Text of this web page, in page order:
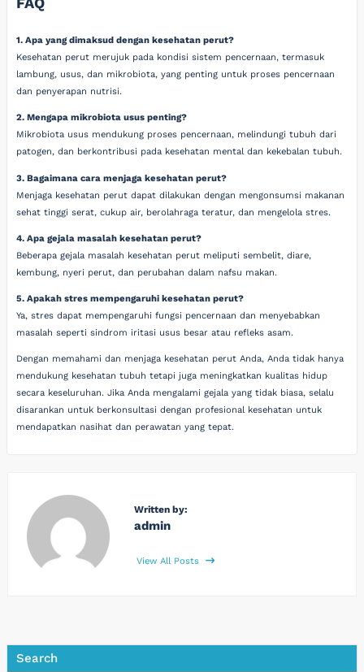
1. Apa yang dimaksud dengan kesehatan perut?
Kesehatan perut merujuk pada kondisi sistem pencernaan, termasuk
lambung, usus, dan mikrobiota, yang penting untuk proses pencernaan
dan penyerapan nutrisi.
2. Mengapa mikrobiota usus penting?
Mikrobiota usus mendukung proses pencernaan, melindungi tubuh dari
patogen, dan berkontribusi pada kesehatan mental dan kekebalan tubuh.
3. Bagaimana cara menjaga kesehatan perut?
Menjaga kesehatan perut dapat dilakukan dengan mengonsumsi makanan
sehat tinggi serat, cukup air, berolahraga teratur, dan mengelola stres.
4. Apa gejala masalah kesehatan perut?
Beberapa gejala masalah kesehatan perut meliputi sembelit, diare,
kembung, nyeri perut, dan perubahan dalam nafsu makan.
5. Apakah stres mempengaruhi kesehatan perut?
Ya, stres dapat mempengaruhi fungsi pencernaan dan menyebabkan
masalah seperti sindrom iritasi usus besar atau refleks asam.
Dengan memahami dan menjaga kesehatan perut Anda, Anda tidak hanya
mendukung kesehatan tubuh tetapi juga meningkatkan kualitas hidup
secara keseluruhan. Jika Anda mengalami gejala yang tidak biasa, selalu
disarankan untuk berkonsultasi dengan profesional kesehatan untuk
mendapatkan nasihat dan perawatan yang tepat.
Written by:
admin
View All Posts
Search